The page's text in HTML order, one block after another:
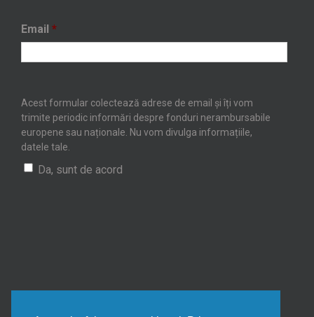
Email *
Acest formular colectează adrese de email și îți vom
trimite periodic informări despre fonduri nerambursabile
europene sau naționale. Nu vom divulga informațiile,
datele tale.
Da, sunt de acord